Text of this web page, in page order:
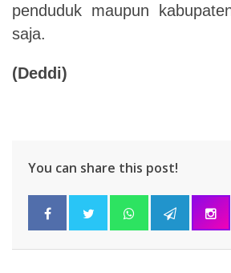
penduduk maupun
saja.
(Deddi)
You can share this post!